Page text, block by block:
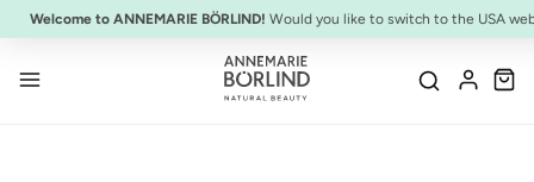
Zum Hauptinhalt springen
Welcome to ANNEMARIE BÖRLIND! Would you like to switch to the USA
NEU:ULTIMATE STRENGTH MASCARA